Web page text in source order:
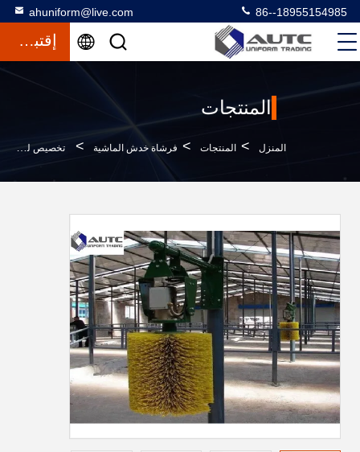
ahuniform@live.com 86--18955154985
إقتباس
المنتجات
المنزل > المنتجات > فرشاة خدش الماشية > تخصيص لون فرشاة البقرة الدوارة ، فرشاة هرش الماشية PP البلاستيك الصلب